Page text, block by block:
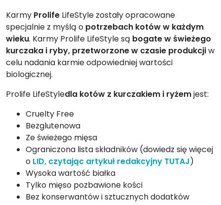
Karmy Prolife LifeStyle zostały opracowane
specjalnie z myślą o potrzebach kotów w każdym
wieku. Karmy Prolife LifeStyle są bogate w świeżego
kurczaka i ryby, przetworzone w czasie produkcjiw
celu nadania karmie odpowiedniej wartości
biologicznej.
Prolife LifeStyledla kotów z kurczakiem i ryżemjest:
Cruelty Free
Bezglutenowa
Ze świeżego mięsa
Ograniczona lista składników (dowiedz się więcej
o LID, czytając artykuł redakcyjny TUTAJ)
Wysoka wartość białka
Tylko mięso pozbawione kości
Bez konserwantów i sztucznych dodatków